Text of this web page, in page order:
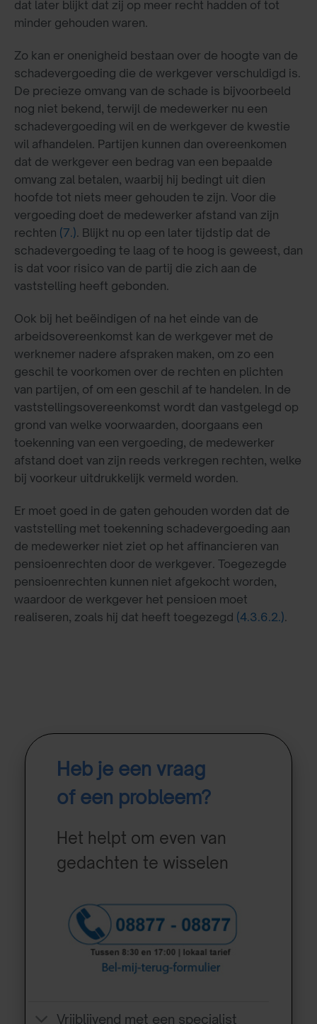
dat later blijkt dat zij op meer recht hadden of tot
minder gehouden waren.
Zo kan er onenigheid bestaan over de hoogte van de
schadevergoeding die de werkgever verschuldigd is.
De precieze omvang van de schade is bijvoorbeeld
nog niet bekend, terwijl de medewerker nu een
schadevergoeding wil en de werkgever de kwestie
wil afhandelen. Partijen kunnen dan overeenkomen
dat de werkgever een bedrag van een bepaalde
omvang zal betalen, waarbij hij bedingt uit dien
hoofde tot niets meer gehouden te zijn. Voor die
vergoeding doet de medewerker afstand van zijn
rechten (7.). Blijkt nu op een later tijdstip dat de
schadevergoeding te laag of te hoog is geweest, dan
is dat voor risico van de partij die zich aan de
vaststelling heeft gebonden.
Ook bij het beëindigen of na het einde van de
arbeidsovereenkomst kan de werkgever met de
werknemer nadere afspraken maken, om zo een
geschil te voorkomen over de rechten en plichten
van partijen, of om een geschil af te handelen. In de
vaststellingsovereenkomst wordt dan vastgelegd op
grond van welke voorwaarden, doorgaans een
toekenning van een vergoeding, de medewerker
afstand doet van zijn reeds verkregen rechten, welke
bij voorkeur uitdrukkelijk vermeld worden.
Er moet goed in de gaten gehouden worden dat de
vaststelling met toekenning schadevergoeding aan
de medewerker niet ziet op het affinancieren van
pensioenrechten door de werkgever. Toegezegde
pensioenrechten kunnen niet afgekocht worden,
waardoor de werkgever het pensioen moet
realiseren, zoals hij dat heeft toegezegd (4.3.6.2.).
Heb je een vraag
of een probleem?
Het helpt om even van
gedachten te wisselen
Vrijblijvend met een specialist